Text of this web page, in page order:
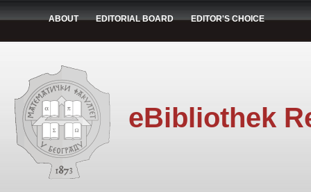
ABOUT EDITORIAL BOARD EDITOR'S CHOICE
eBibliothek